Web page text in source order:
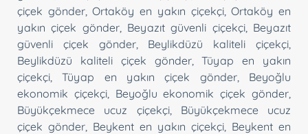
çiçek gönder,Ortaköy en yakın çiçekçi,Ortaköy en
yakın çiçek gönder, Beyazıt güvenli çiçekçi, Beyazıt
güvenli çiçek gönder, Beylikdüzü kaliteli çiçekçi
Beylikdüzü kaliteli çiçek gönder,Tüyap en yakın
çiçekçi ,Tüyap en yakın çiçek gönder, Beyoğlu
ekonomik çiçekçi, Beyoğlu ekonomik çiçek gönder
Büyükçekmece ucuz çiçekçi, Büyükçekmece ucuz
çiçek gönder Beykent en yakın çiçekçi Beykent en